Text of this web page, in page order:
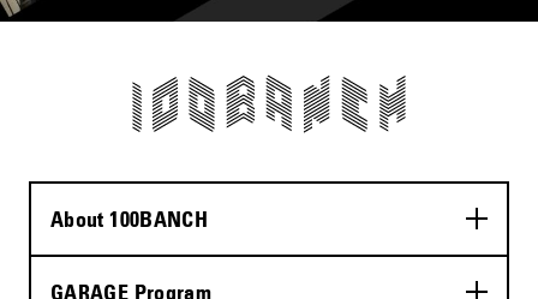
About 100BANCH
GARAGE Program